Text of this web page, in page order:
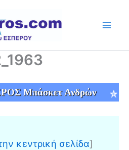
Μπάσκετ Ανδρὠν
κεντρική σελίδα]